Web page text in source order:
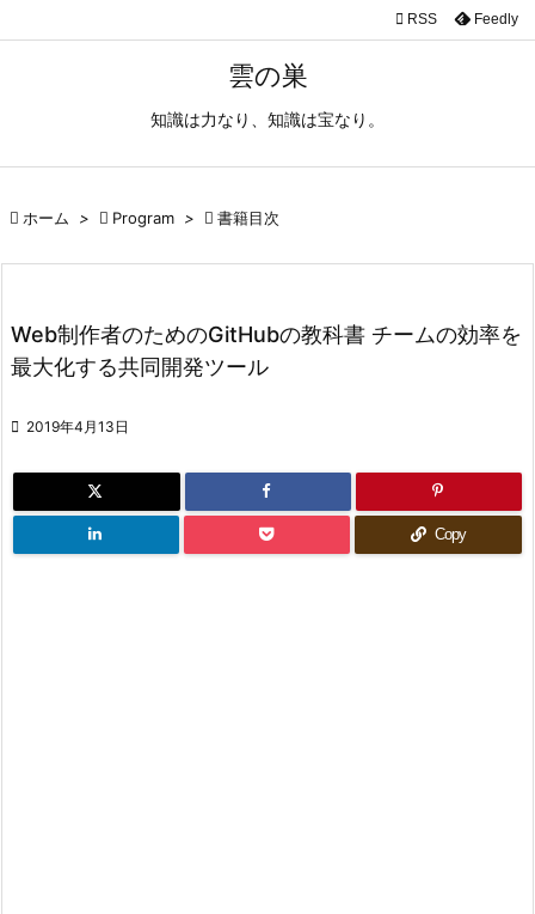
雲の巣
知識は力なり、知識は宝なり。


検索
 RSS Feedly
 ホーム >  Program >  書籍目次
Web制作者のためのGitHubの教科書 チームの効率を
最大化する共同開発ツール
 2019年4月13日
Copy